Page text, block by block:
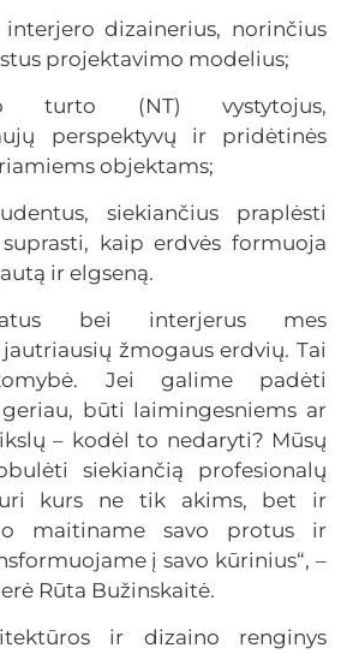
dizainerius, norinčius
projektavimo modelius;
turto (NT) vystytojus,
perspektyvų ir pridėtinės
objektams;
siekiančius praplėsti
kaip erdvės formuoja
ir elgseną.
bei interjerus mes
žmogaus erdvių. Tai
Jei galime padėti
būti laimingesniems ar
– kodėl to nedaryti? Mūsų
siekiančią profesionalų
kurs ne tik akims, bet ir
maitiname savo protus ir
į savo kūrinius“, –
Rūta Bužinskaitė.
ir dizaino renginys